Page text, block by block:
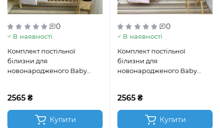
0
В наявності
Комплект постільної
білизни для
новонародженого Baby
2565 ₴
Купити
0
В наявності
Комплект постільної
білизни для
новонародженого Baby
2565 ₴
Купити